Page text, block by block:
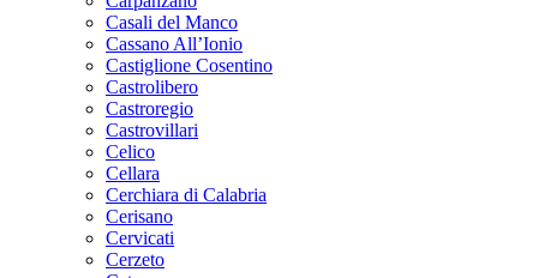
Casali del Manco
Cassano All’Ionio
Castiglione Cosentino
Castrolibero
Castroregio
Castrovillari
Celico
Cellara
Cerchiara di Calabria
Cerisano
Cervicati
Cerzeto